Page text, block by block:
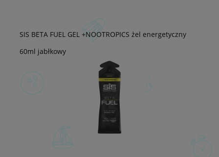
SIS BETA FUEL GEL +NOOTROPICS żel energetyczny
60ml jabłkowy